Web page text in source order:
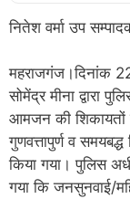
नितेश वर्मा उप
महराजगंज।दिनांक
सोमेंद्र मीना द्वारा
आमजन की शिकायतों
गुणवत्तापुर्ण व
किया गया। पुलिस
गया कि जनसुनवाई/